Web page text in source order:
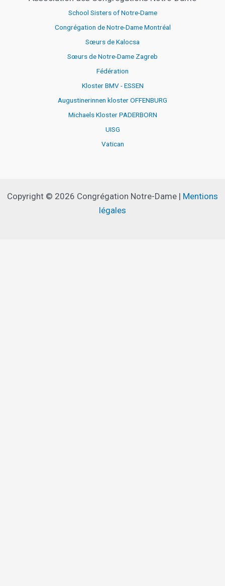
School Sisters of Notre-Dame
Congrégation de Notre-Dame Montréal
Sœurs de Kalocsa
Sœurs de Notre-Dame Zagreb
Fédération
Kloster BMV - ESSEN
Augustinerinnen kloster OFFENBURG
Michaels Kloster PADERBORN
UISG
Vatican
Copyright © 2026 Congrégation Notre-Dame | Mentions
légales